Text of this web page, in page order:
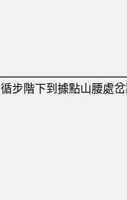
循步階下到據點山腰處